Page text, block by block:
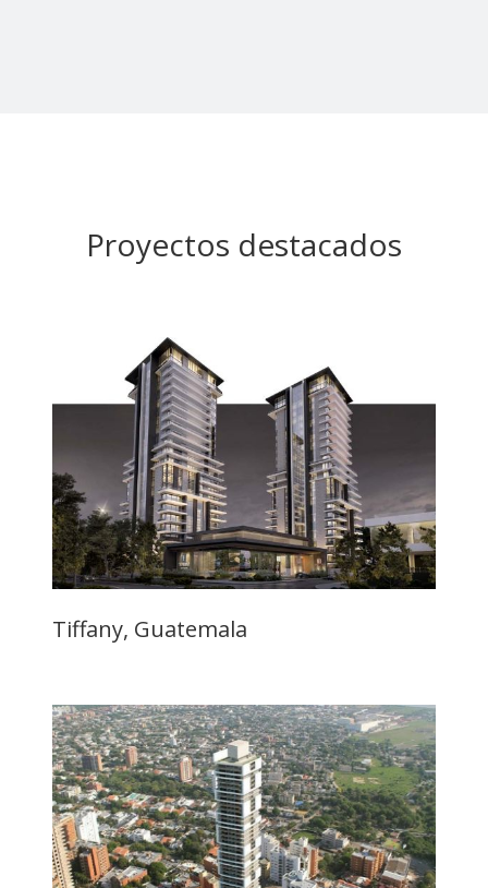
Proyectos destacados
Tiffany, Guatemala